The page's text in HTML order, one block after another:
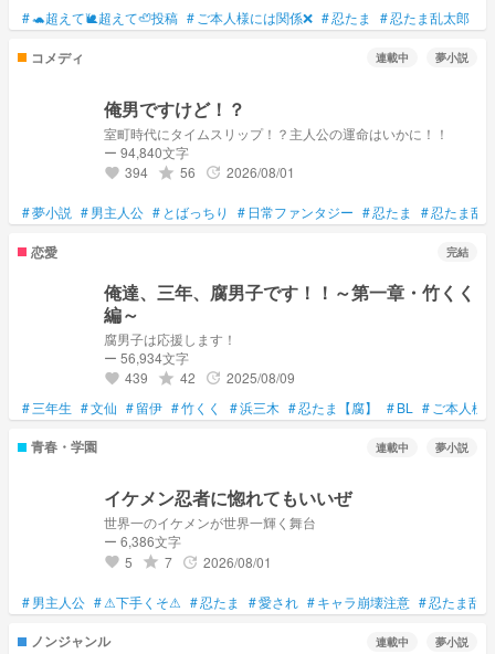
#🐢超えて🐌超えて🦥投稿 # ご本人様には関係❌ #忍たま #忍たま乱太郎
コメディ 連載中 夢小説
俺男ですけど！？
室町時代にタイムスリップ！？主人公の運命はいかに！！
ー 94,840文字
favorite 394 grade 56 update 2026/08/01
#夢小説 #男主人公 # とばっちり # 日常ファンタジー #忍たま #忍たま乱
恋愛 完結
俺達、三年、腐男子です！！～第一章・竹くく
編～
腐男子は応援します！
ー 56,934文字
favorite 439 grade 42 update 2025/08/09
#三年生 #文仙 #留伊 #竹くく #浜三木 #忍たま【腐】 #BL # ご本人様
青春・学園 連載中 夢小説
イケメン忍者に惚れてもいいぜ
世界一のイケメンが世界一輝く舞台
ー 6,386文字
favorite 5 grade 7 update 2026/08/01
#男主人公 #⚠下手くそ⚠ #忍たま #愛され #キャラ崩壊注意 #忍たま乱
ノンジャンル 連載中 夢小説